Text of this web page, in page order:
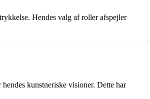
Hendes valg af roller afspejler
kunstneriske visioner. Dette har